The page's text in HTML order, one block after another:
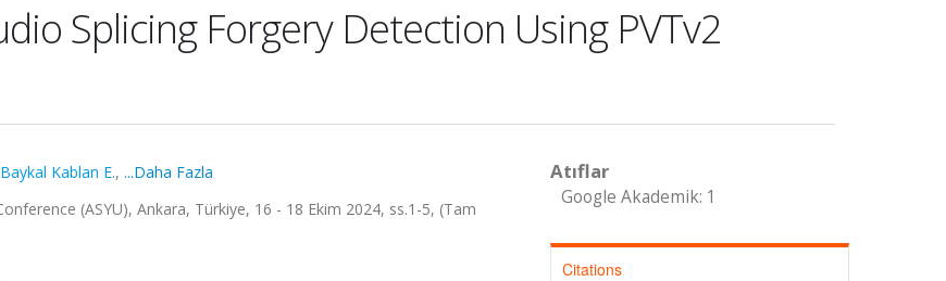
Splicing Forgery Detection Using PVTv2
Baykal Kablan E., ...Daha Fazla
(ASYU), Ankara, Türkiye, 16 - 18 Ekim 2024, ss.1-5, (Tam
Atıflar
Google Akademik: 1
Citations